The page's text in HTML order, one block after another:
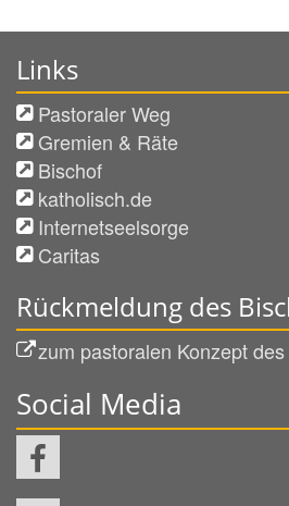
Links
Pastoraler Weg
Gremien & Räte
Bischof
katholisch.de
Internetseelsorge
Caritas
Rückmeldung des
zum pastoralen Konzept
Social Media